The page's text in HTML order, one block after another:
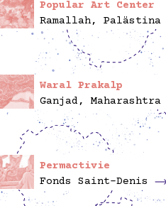
Popular Art Center
Ramallah, Palästina
Waral Prakalp
Ganjad, Maharashtra
Permactivie
Fonds Saint-Denis